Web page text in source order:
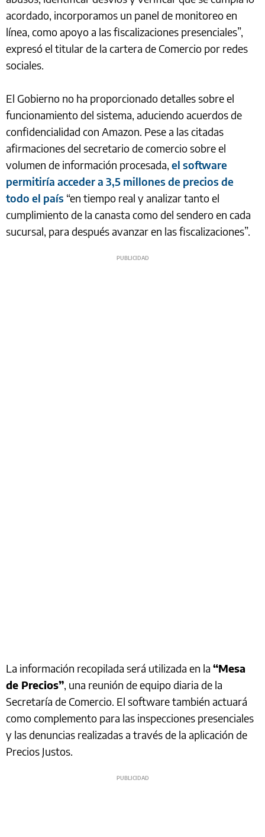
acordado, incorporamos un panel de monitoreo en
línea, como apoyo a las fiscalizaciones presenciales”,
expresó el titular de la cartera de Comercio por redes
sociales.
El Gobierno no ha proporcionado detalles sobre el
funcionamiento del sistema, aduciendo acuerdos de
confidencialidad con Amazon. Pese a las citadas
afirmaciones del secretario de comercio sobre el
volumen de información procesada, el software
permitiría acceder a 3,5 millones de precios de
todo el país “en tiempo real y analizar tanto el
cumplimiento de la canasta como del sendero en cada
sucursal, para después avanzar en las fiscalizaciones”.
La información recopilada será utilizada en la “Mesa
de Precios”, una reunión de equipo diaria de la
Secretaría de Comercio. El software también actuará
como complemento para las inspecciones presenciales
y las denuncias realizadas a través de la aplicación de
Precios Justos.